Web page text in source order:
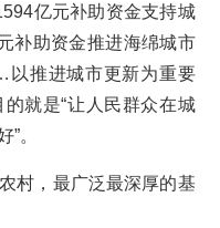
亿元补助资金支持城
补助资金推进海绵城市
推进城市更新为重要
就是“让人民群众在城
。
村，最广泛最深厚的基